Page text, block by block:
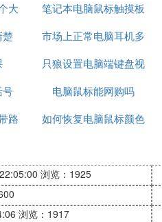
不开
大
笔记本电脑鼠标触摸板
怎么开发
市场上正常电脑耳机多
少元
只狼设置电脑端键盘视
角
号 电脑鼠标能网购吗
路
如何恢复电脑鼠标颜色
浏览：1925
浏览：1917